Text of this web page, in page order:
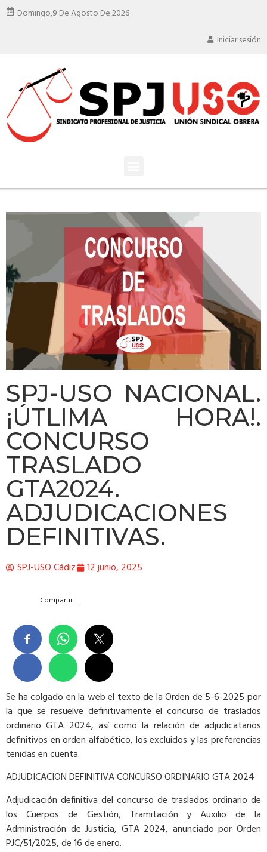
Domingo,9 De Agosto De 2026
Iniciar sesión
SPJ-USO NACIONAL.
¡ÚTLIMA HORA!.
CONCURSO
TRASLADO
GTA2024.
ADJUDICACIONES
DEFINITIVAS.
SPJ-USO Cádiz 12 junio, 2025
Compartir….
Se ha colgado en la web el texto de la Orden de 5-6-2025 por
la que se resuelve definitivamente el concurso de traslados
ordinario GTA 2024, así como la relación de adjudicatarios
definitivos en orden alfabético, los excluidos y las preferencias
tenidas en cuenta.
ADJUDICACION DEFINITIVA CONCURSO ORDINARIO GTA 2024
​Adjudicación definitiva del concurso de traslados ordinario de
los Cuerpos de Gestión, Tramitación y Auxilio de la
Administración de Justicia, GTA 2024, anunciado por Orden
PJC/51/2025, de 16 de enero.